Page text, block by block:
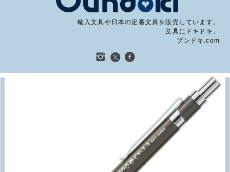
輸入文具や日本の定番文具を販売しています。
文具にドキドキ。
ブンドキ.com